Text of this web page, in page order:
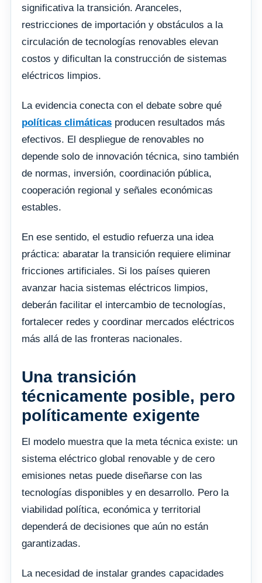
significativa la transición. Aranceles,
restricciones de importación y obstáculos a la
circulación de tecnologías renovables elevan
costos y dificultan la construcción de sistemas
eléctricos limpios.
La evidencia conecta con el debate sobre qué
políticas climáticas producen resultados más
efectivos. El despliegue de renovables no
depende solo de innovación técnica, sino también
de normas, inversión, coordinación pública,
cooperación regional y señales económicas
estables.
En ese sentido, el estudio refuerza una idea
práctica: abaratar la transición requiere eliminar
fricciones artificiales. Si los países quieren
avanzar hacia sistemas eléctricos limpios,
deberán facilitar el intercambio de tecnologías,
fortalecer redes y coordinar mercados eléctricos
más allá de las fronteras nacionales.
Una transición
técnicamente posible, pero
políticamente exigente
El modelo muestra que la meta técnica existe: un
sistema eléctrico global renovable y de cero
emisiones netas puede diseñarse con las
tecnologías disponibles y en desarrollo. Pero la
viabilidad política, económica y territorial
dependerá de decisiones que aún no están
garantizadas.
La necesidad de instalar grandes capacidades